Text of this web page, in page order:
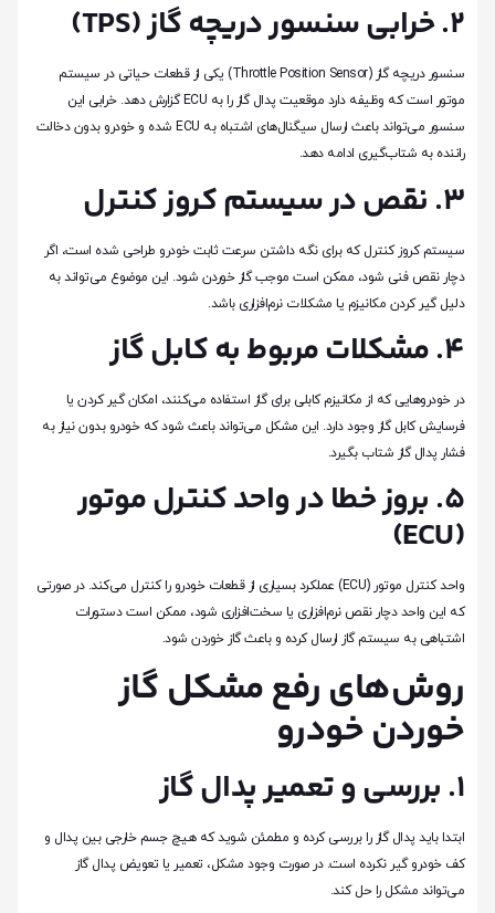
۲. خرابی سنسور دریچه گاز (TPS)
سنسور دریچه گاز (Throttle Position Sensor) یکی از قطعات حیاتی در سیستم
موتور است که وظیفه دارد موقعیت پدال گاز را به ECU گزارش دهد. خرابی این
سنسور می‌تواند باعث ارسال سیگنال‌های اشتباه به ECU شده و خودرو بدون دخالت
راننده به شتاب‌گیری ادامه دهد.
۳. نقص در سیستم کروز کنترل
سیستم کروز کنترل که برای نگه داشتن سرعت ثابت خودرو طراحی شده است، اگر
دچار نقص فنی شود، ممکن است موجب گاز خوردن شود. این موضوع می‌تواند به
دلیل گیر کردن مکانیزم یا مشکلات نرم‌افزاری باشد.
۴. مشکلات مربوط به کابل گاز
در خودروهایی که از مکانیزم کابلی برای گاز استفاده می‌کنند، امکان گیر کردن یا
فرسایش کابل گاز وجود دارد. این مشکل می‌تواند باعث شود که خودرو بدون نیاز به
فشار پدال گاز شتاب بگیرد.
۵. بروز خطا در واحد کنترل موتور
(ECU)
واحد کنترل موتور (ECU) عملکرد بسیاری از قطعات خودرو را کنترل می‌کند. در صورتی
که این واحد دچار نقص نرم‌افزاری یا سخت‌افزاری شود، ممکن است دستورات
اشتباهی به سیستم گاز ارسال کرده و باعث گاز خوردن شود.
روش‌های رفع مشکل گاز
خوردن خودرو
۱. بررسی و تعمیر پدال گاز
ابتدا باید پدال گاز را بررسی کرده و مطمئن شوید که هیچ جسم خارجی بین پدال و
کف خودرو گیر نکرده است. در صورت وجود مشکل، تعمیر یا تعویض پدال گاز
می‌تواند مشکل را حل کند.